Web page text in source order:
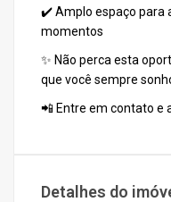
✔️ Amplo espaço para
momentos
✨ Não perca esta
que você sempre
📲 Entre em contato e
Detalhes do